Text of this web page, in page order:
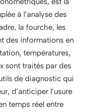
à l’analyse des
la fourche, les
des informations en
températures,
sont traités par des
de diagnostic qui
d’anticiper l’usure
temps réel entre